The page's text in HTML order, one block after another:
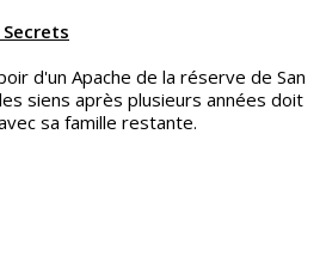
d'un Apache de la réserve de San
siens après plusieurs années doit
sa famille restante.